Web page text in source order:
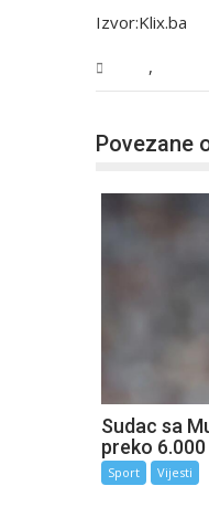
Izvor:Klix.ba
,
Povezane
Sudac sa
preko
Sport Vijesti